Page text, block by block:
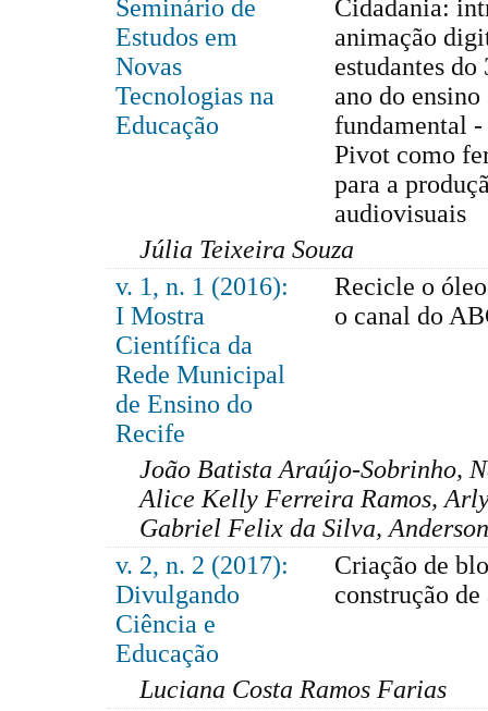
Seminário de
Estudos em
Novas
Tecnologias na
Educação
Cidadania:
animação
estudantes do
ano do ensino
fundamental -
Pivot como
para a
audiovisuais
Júlia Teixeira Souza
v. 1, n. 1 (2016):
I Mostra
Científica da
Rede Municipal
de Ensino do
Recife
Recicle o
o canal do
João Batista Araújo-Sobrinho,
Alice Kelly Ferreira Ramos,
Gabriel Felix da Silva,
v. 2, n. 2 (2017):
Divulgando
Ciência e
Educação
Criação de
construção
Luciana Costa Ramos Farias